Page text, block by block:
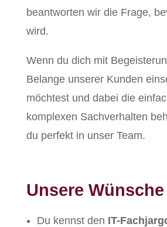
beantworten wir die Frage,
wird.
Wenn du dich mit
Belange unserer Kunden
möchtest und dabei die
komplexen Sachverhalten
du perfekt in unser Team.
Unsere
Du kennst den IT-